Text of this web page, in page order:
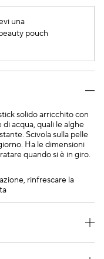
una
pouch
solido arricchito con
acqua, quali le alghe
Scivola sulla pelle
Ha le dimensioni
quando si è in giro.
rinfrescare la